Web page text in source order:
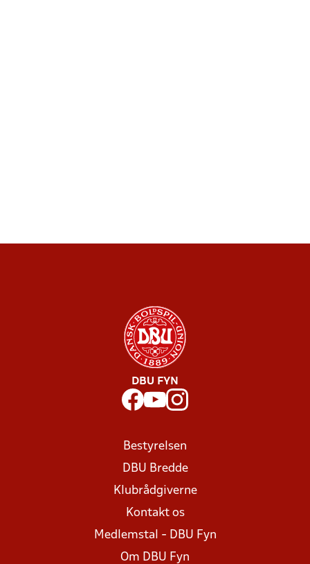
DBU FYN
Bestyrelsen
DBU Bredde
Klubrådgiverne
Kontakt os
Medlemstal - DBU Fyn
Om DBU Fyn